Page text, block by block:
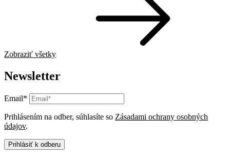
Zobraziť všetky
Newsletter
Email*
Prihlásením na odber, súhlasíte so Zásadami ochrany osobných
údajov.
Prihlásiť k odberu